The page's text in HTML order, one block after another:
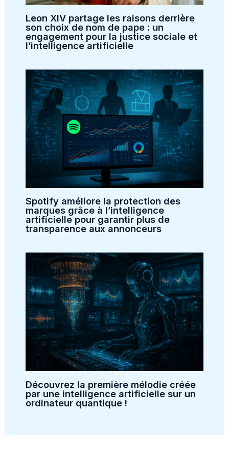
Leon XIV partage les raisons derrière
son choix de nom de pape : un
engagement pour la justice sociale et
l’intelligence artificielle
Spotify améliore la protection des
marques grâce à l’intelligence
artificielle pour garantir plus de
transparence aux annonceurs
Découvrez la première mélodie créée
par une intelligence artificielle sur un
ordinateur quantique !